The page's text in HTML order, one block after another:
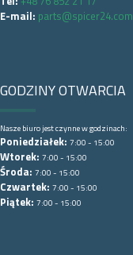
E-mail: parts@spicer24.com
GODZINY OTWARCIA
Nasze biuro jest czynne w godzinach:
Poniedziałek: 7:00 - 15:00
Wtorek: 7:00 - 15:00
Środa: 7:00 - 15:00
Czwartek: 7:00 - 15:00
Piątek: 7:00 - 15:00